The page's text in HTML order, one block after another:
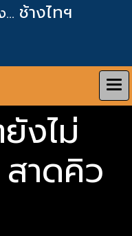
ช้างไทฯ
งไม่
าดคิว